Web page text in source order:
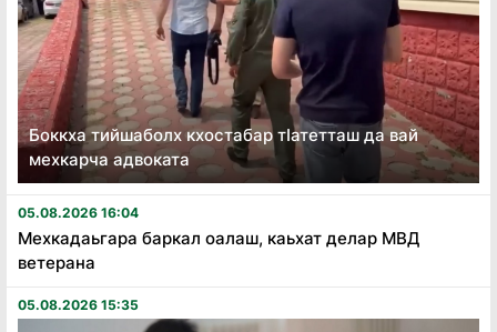
Боккха тийшаболх кхостабар тӏатетташ да вай
мехкарча адвоката
05.08.2026 16:04
Мехкадаьгара баркал оалаш, каьхат делар МВД
ветерана
05.08.2026 15:35